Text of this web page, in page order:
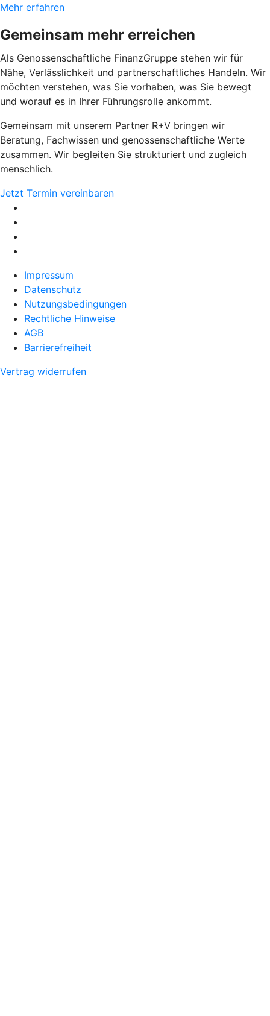
Mehr erfahren
Gemeinsam mehr erreichen
Als Genossenschaftliche FinanzGruppe stehen wir für
Nähe, Verlässlichkeit und partnerschaftliches Handeln. Wir
möchten verstehen, was Sie vorhaben, was Sie bewegt
und worauf es in Ihrer Führungsrolle ankommt.
Gemeinsam mit unserem Partner R+V bringen wir
Beratung, Fachwissen und genossenschaftliche Werte
zusammen. Wir begleiten Sie strukturiert und zugleich
menschlich.
Jetzt Termin vereinbaren
Impressum
Datenschutz
Nutzungsbedingungen
Rechtliche Hinweise
AGB
Barrierefreiheit
Vertrag widerrufen